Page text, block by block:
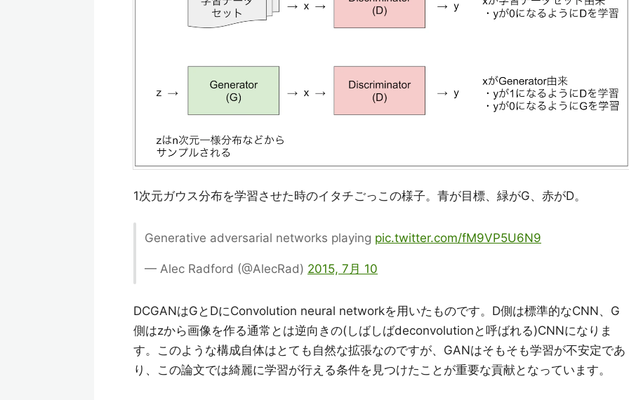
1次元ガウス分布を学習させた時のイタチごっこの様子。青が目標、緑がG、赤がD。
Generative adversarial networks playing pic.twitter.com/fM9VP5U6N9
— Alec Radford (@AlecRad) 2015, 7月 10
DCGANはGとDにConvolution neural networkを用いたものです。D側は標準的なCNN、G
側はzから画像を作る通常とは逆向きの(しばしばdeconvolutionと呼ばれる)CNNになりま
す。このような構成自体はとても自然な拡張なのですが、GANはそもそも学習が不安定であ
り、この論文では綺麗に学習が行える条件を見つけたことが重要な貢献となっています。